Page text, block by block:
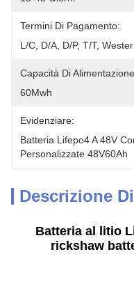
Termini Di Pagamento:
L/C, D/A, D/P, T/T,
Capacità Di
60Mwh
Evidenziare:
Batteria Lifepo4 A 48V
Personalizzate 48V60Ah
Descrizione
Batteria al litio
rickshaw